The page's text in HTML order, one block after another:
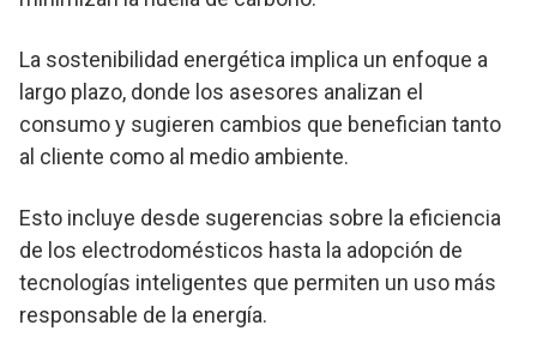
La sostenibilidad energética implica un enfoque a
largo plazo, donde los asesores analizan el
consumo y sugieren cambios que benefician tanto
al cliente como al medio ambiente.
Esto incluye desde sugerencias sobre la eficiencia
de los electrodomésticos hasta la adopción de
tecnologías inteligentes que permiten un uso más
responsable de la energía.